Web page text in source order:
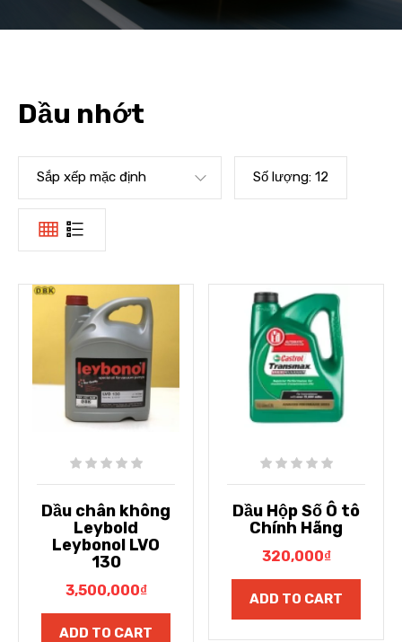
Dầu nhớt
Sắp xếp mặc định Số lượng: 12
Dầu chân không
Leybold
Leybonol LVO
130
3,500,000₫
ADD TO CART
Dầu Hộp Số Ô tô
Chính Hãng
320,000₫
ADD TO CART